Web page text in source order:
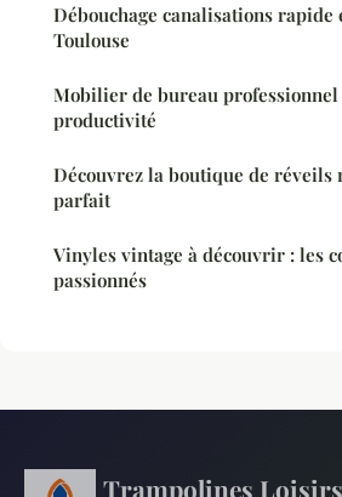
Débouchage canalisations rapide
Toulouse
Mobilier de bureau professionnel
productivité
Découvrez la boutique de réveils
parfait
Vinyles vintage à découvrir : les
passionnés
Trampolines Loisirs